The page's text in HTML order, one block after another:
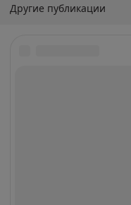
Другие публикации